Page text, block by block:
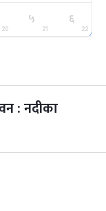
७ महिना बाँकी
७ महिना बाँकी
20
५
21
६
22
: नदीका